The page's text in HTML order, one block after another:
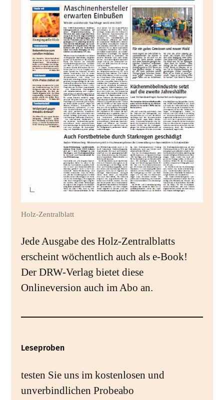
Holz-Zentralblatt
Jede Ausgabe des Holz-Zentralblatts
erscheint wöchentlich auch als e-Book!
Der DRW-Verlag bietet diese
Onlineversion auch im Abo an.
Leseproben
testen Sie uns im kostenlosen und
unverbindlichen Probeabo